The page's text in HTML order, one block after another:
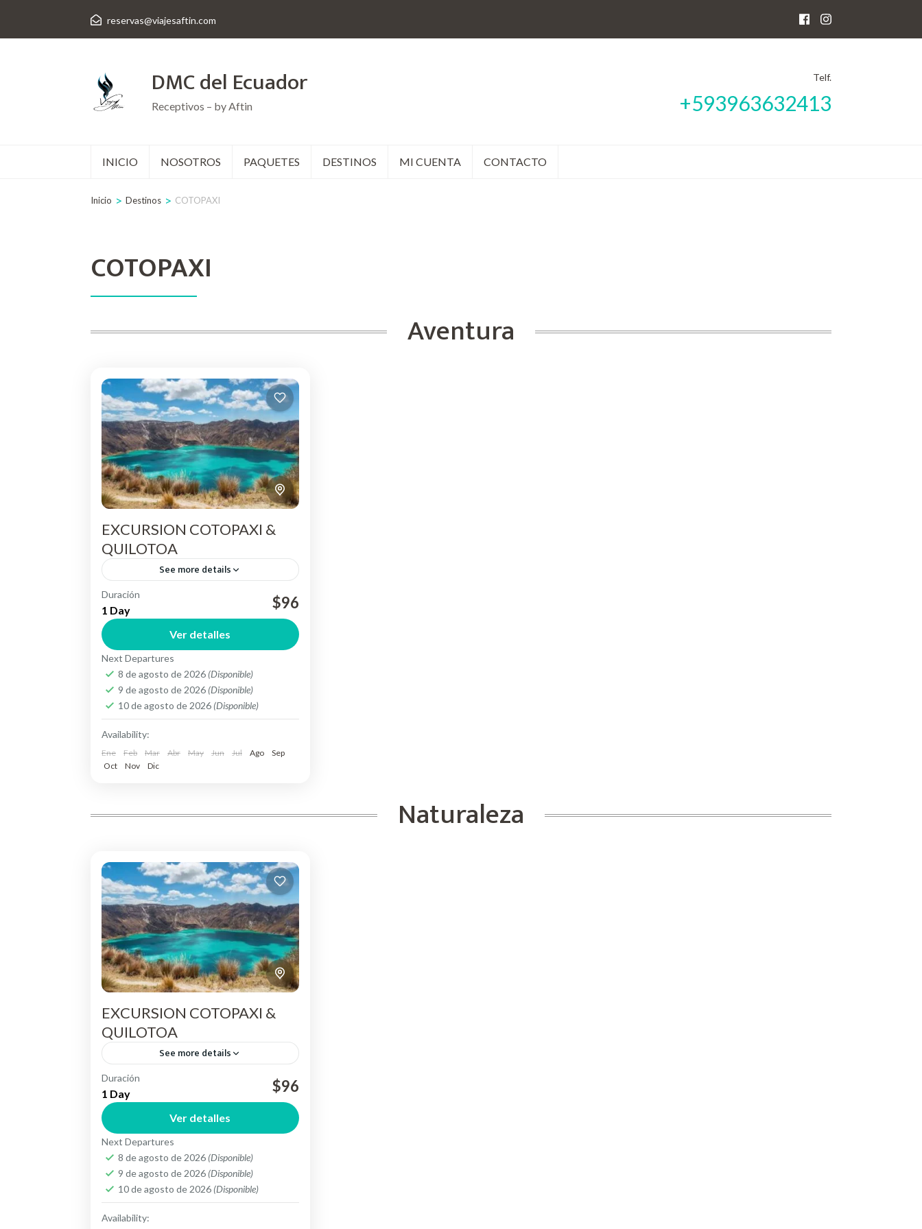
reservas@viajesaftin.com
DMC del Ecuador
Receptivos – by Aftin
Telf.
+593963632413
INICIO NOSOTROS PAQUETES DESTINOS MI CUENTA CONTACTO
Inicio > Destinos > COTOPAXI
COTOPAXI
Aventura
EXCURSION COTOPAXI &
QUILOTOA
See more details
Salida temprano en la mañana desde
nuestros hoteles designados, por la vía
"Panamericana Sur" apreciando
hermosos paisajes y diversos
ecosistemas, como una muestra clara
de...
COTOPAXI
Medium
Duración
1 Day $96
Ver detalles
Next Departures
8 de agosto de 2026 (Disponible)
9 de agosto de 2026 (Disponible)
10 de agosto de 2026 (Disponible)
Availability:
Ene Feb Mar Abr May Jun Jul Ago
Sep
Oct
Nov Dic
Naturaleza
EXCURSION COTOPAXI &
QUILOTOA
See more details
Salida temprano en la mañana desde
nuestros hoteles designados, por la vía
"Panamericana Sur" apreciando
hermosos paisajes y diversos
ecosistemas, como una muestra clara
de...
COTOPAXI
Medium
Duración
1 Day $96
Ver detalles
Next Departures
8 de agosto de 2026 (Disponible)
9 de agosto de 2026 (Disponible)
10 de agosto de 2026 (Disponible)
Availability: